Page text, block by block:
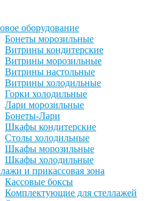
оборудование
Бонеты морозильные
Витрины кондитерские
Витрины морозильные
Витрины настольные
Витрины холодильные
Горки холодильные
Лари морозильные
Бонеты-Лари
Шкафы кондитерские
Столы холодильные
Шкафы морозильные
Шкафы холодильные
и прикассовая зона
Кассовые боксы
Комплектующие для стеллажей